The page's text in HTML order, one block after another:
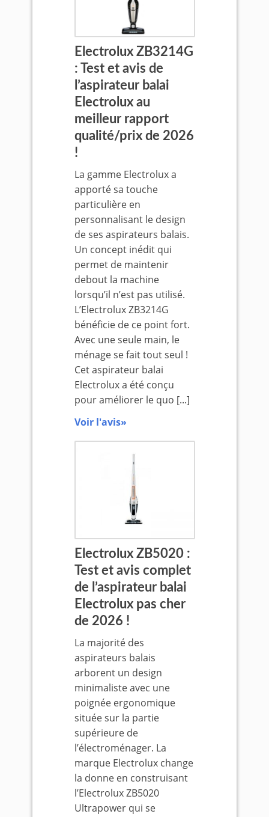
Electrolux ZB3214G
: Test et avis de
l’aspirateur balai
Electrolux au
meilleur rapport
qualité/prix de 2026
!
La gamme Electrolux a
apporté sa touche
particulière en
personnalisant le design
de ses aspirateurs balais.
Un concept inédit qui
permet de maintenir
debout la machine
lorsqu’il n’est pas utilisé.
L’Electrolux ZB3214G
bénéficie de ce point fort.
Avec une seule main, le
ménage se fait tout seul !
Cet aspirateur balai
Electrolux a été conçu
pour améliorer le quo [...]
Voir l'avis»
Electrolux ZB5020 :
Test et avis complet
de l’aspirateur balai
Electrolux pas cher
de 2026 !
La majorité des
aspirateurs balais
arborent un design
minimaliste avec une
poignée ergonomique
située sur la partie
supérieure de
l’électroménager. La
marque Electrolux change
la donne en construisant
l’Electrolux ZB5020
Ultrapower qui se